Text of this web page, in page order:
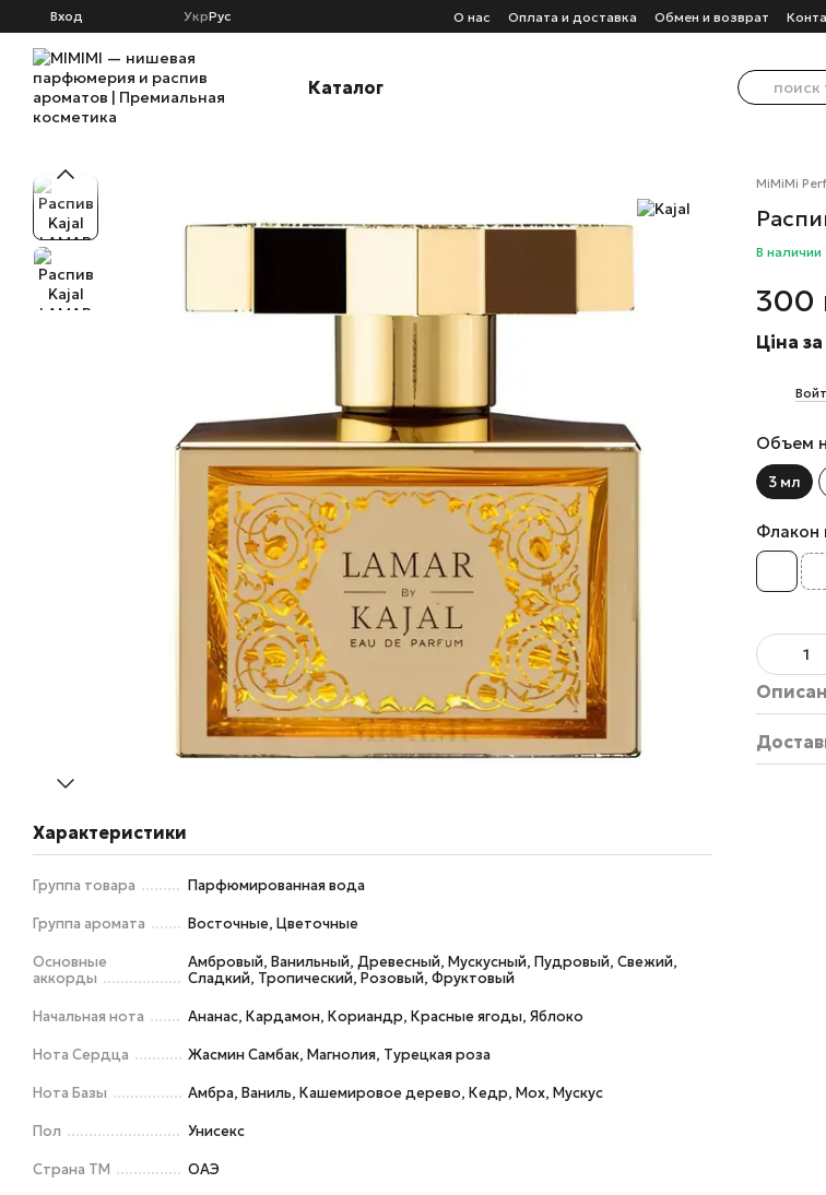
Перейти к основному контенту
Вход УкрРус О нас Оплата и доставка Обмен и возврат
Каталог
Характеристики
Группа товара Парфюмированная вода
Группа аромата Восточные, Цветочные
Основные
аккорды
Амбровый, Ванильный, Древесный, Мускусный, Пудровый, Свежий,
Сладкий, Тропический, Розовый, Фруктовый
Начальная нота Ананас, Кардамон, Кориандр, Красные ягоды, Яблоко
Нота Сердца Жасмин Самбак, Магнолия, Турецкая роза
Нота Базы Амбра, Ваниль, Кашемировое дерево, Кедр, Мох, Мускус
Пол Унисекс
Страна ТМ ОАЭ
MiMiMi
В наличии
300
Ціна
Объем
3 мл
Флакон